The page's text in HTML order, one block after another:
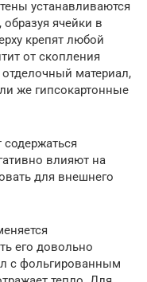
устанавливаются
ячейки в
крепят любой
от скопления
материал,
же гипсокартонные
содержаться
влияют на
для внешнего
его довольно
с фольгированным